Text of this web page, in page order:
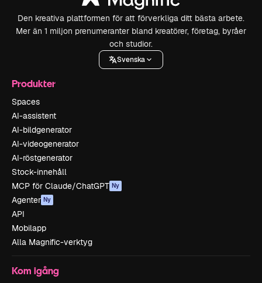
Den kreativa plattformen för att förverkliga ditt bästa arbete.
Mer än 1 miljon prenumeranter bland kreatörer, företag, byråer
och studior.
Svenska
Produkter
Spaces
AI-assistent
AI-bildgenerator
AI-videogenerator
AI-röstgenerator
Stock-innehåll
MCP för Claude/ChatGPT Ny
Agenter Ny
API
Mobilapp
Alla Magnific-verktyg
Kom igång